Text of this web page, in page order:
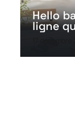
Hello
ligne